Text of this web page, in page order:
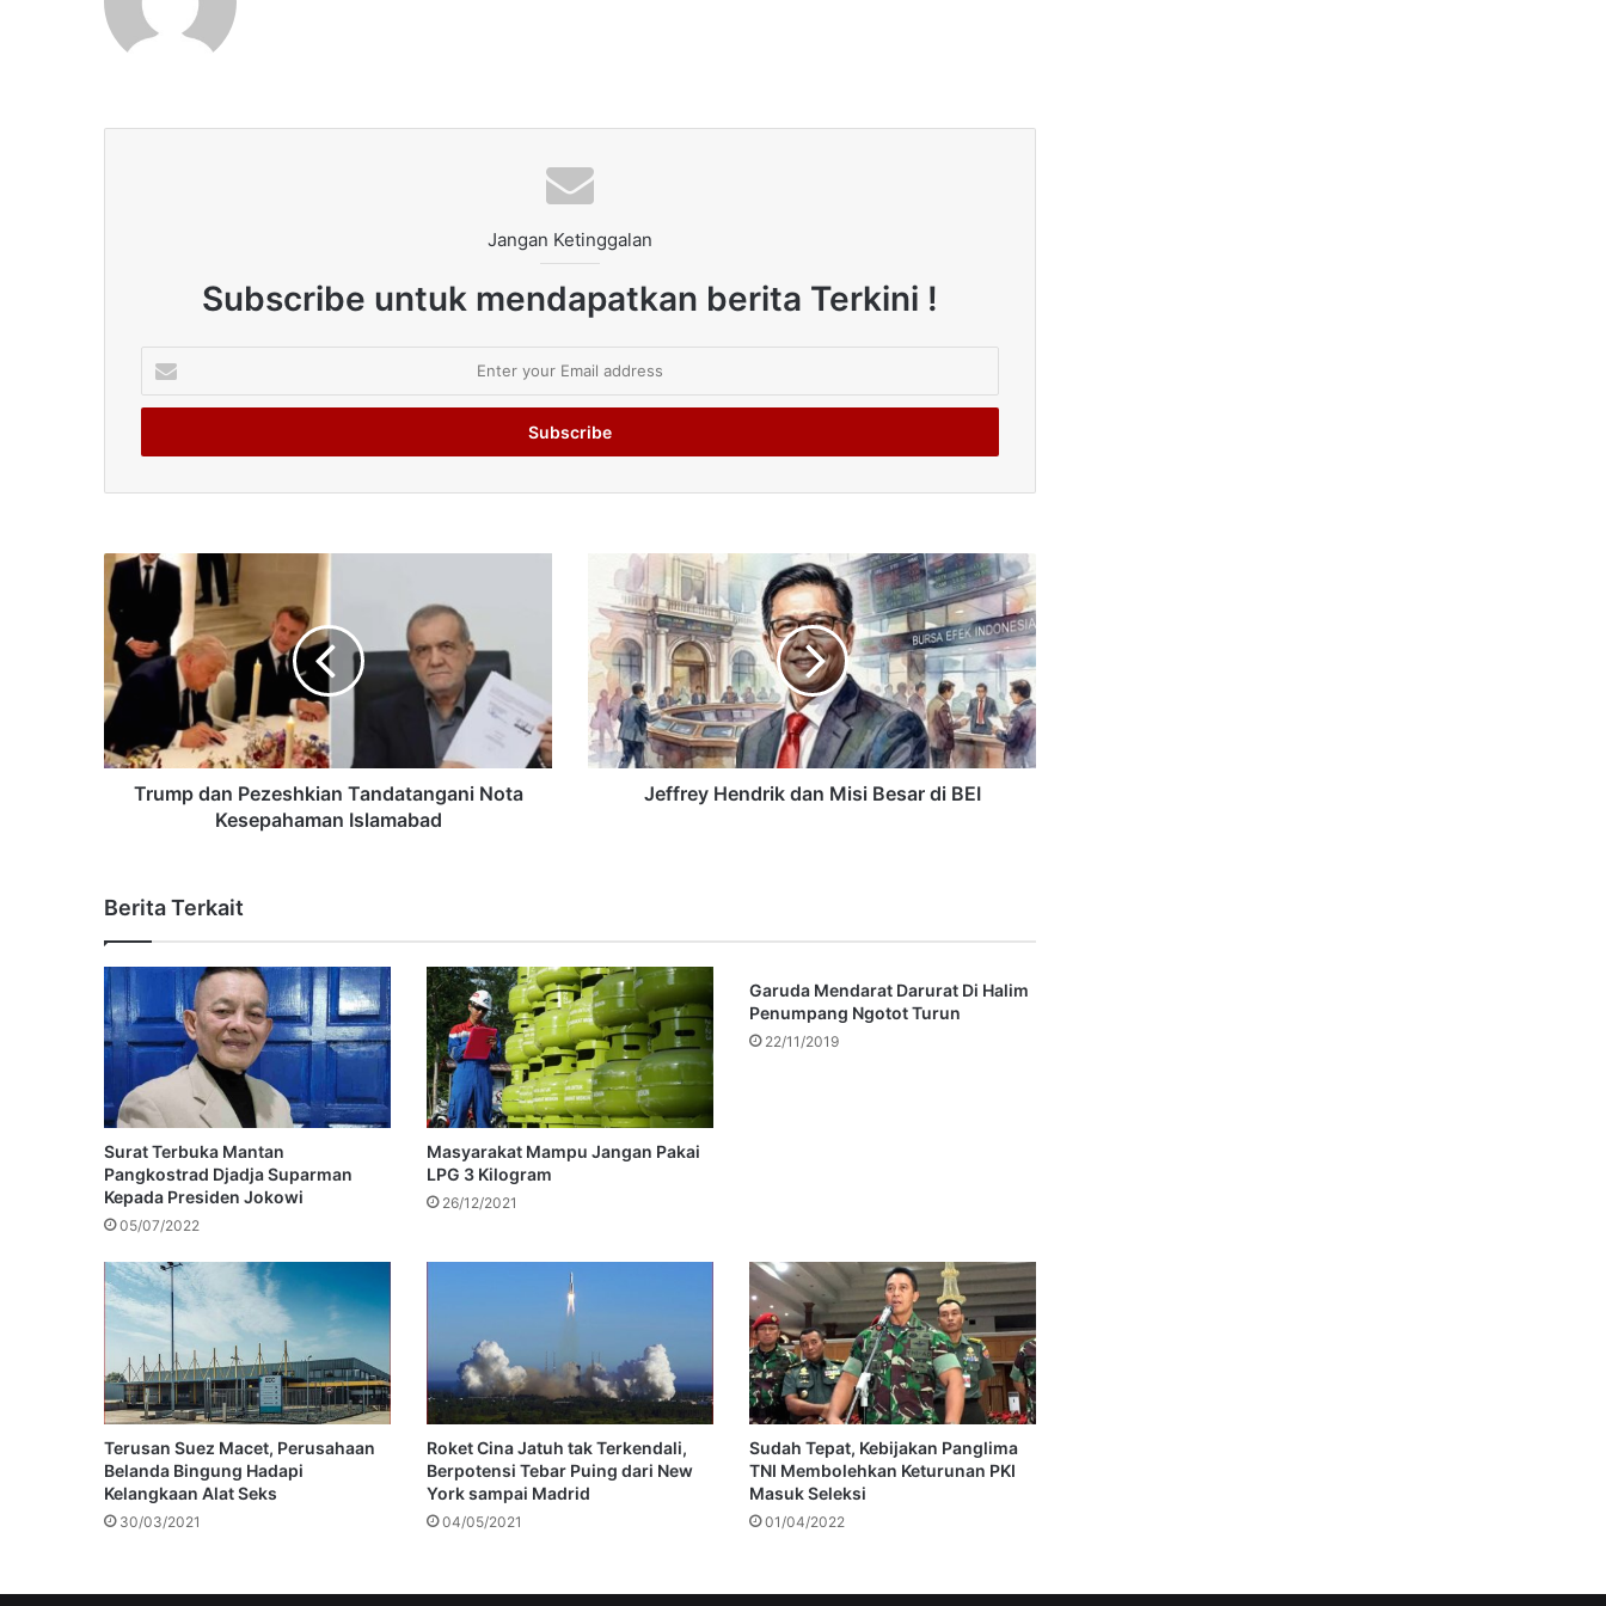
Jangan Ketinggalan
Subscribe untuk mendapatkan berita Terkini !
your
Email
Trump dan Pezeshkian Tandatangani Nota
Kesepahaman Islamabad
Jeffrey Hendrik dan Misi Besar di BEI
Berita Terkait
Surat Terbuka Mantan
Pangkostrad Djadja Suparman
Kepada Presiden Jokowi
05/07/2022
Masyarakat Mampu Jangan Pakai
LPG 3 Kilogram
26/12/2021
Garuda Mendarat Darurat Di Halim
Penumpang Ngotot Turun
22/11/2019
Terusan Suez Macet, Perusahaan
Belanda Bingung Hadapi
Kelangkaan Alat Seks
30/03/2021
Roket Cina Jatuh tak Terkendali,
Berpotensi Tebar Puing dari New
York sampai Madrid
04/05/2021
Sudah Tepat, Kebijakan Panglima
TNI Membolehkan Keturunan PKI
Masuk Seleksi
01/04/2022